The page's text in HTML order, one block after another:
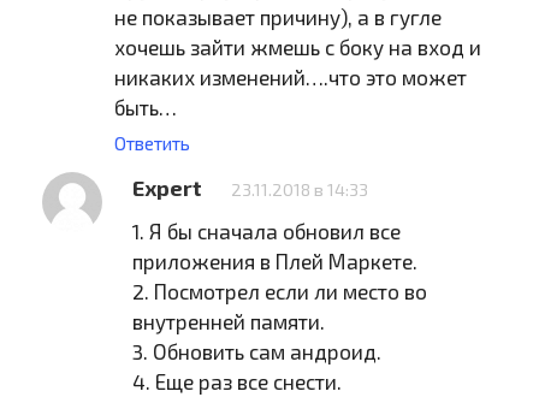
не показывает причину), а в гугле
хочешь зайти жмешь с боку на вход и
никаких изменений….что это может
быть…
Ответить
Expert 23.11.2018 в 14:33
1. Я бы сначала обновил все
приложения в Плей Маркете.
2. Посмотрел если ли место во
внутренней памяти.
3. Обновить сам андроид.
4. Еще раз все снести.